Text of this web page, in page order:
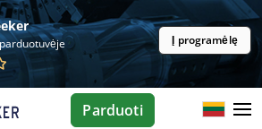
Į programėlę
Parduoti